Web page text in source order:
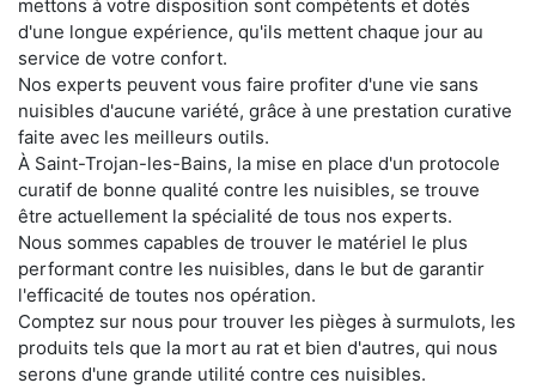
mettons à votre disposition sont compétents et dotés
d'une longue expérience, qu'ils mettent chaque jour au
service de votre confort.
Nos experts peuvent vous faire profiter d'une vie sans
nuisibles d'aucune variété, grâce à une prestation curative
faite avec les meilleurs outils.
À Saint-Trojan-les-Bains, la mise en place d'un protocole
curatif de bonne qualité contre les nuisibles, se trouve
être actuellement la spécialité de tous nos experts.
Nous sommes capables de trouver le matériel le plus
performant contre les nuisibles, dans le but de garantir
l'efficacité de toutes nos opération.
Comptez sur nous pour trouver les pièges à surmulots, les
produits tels que la mort au rat et bien d'autres, qui nous
serons d'une grande utilité contre ces nuisibles.